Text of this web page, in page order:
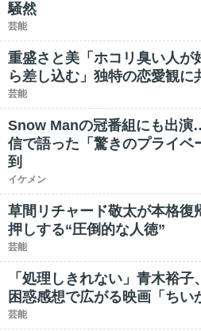
騒然
芸能
重盛さと美「ホコリ臭い人が
ら差し込む」独特の恋愛観に
芸能
Snow Manの冠番組にも出
信で語った「驚きのプライベ
到
イケメン
草間リチャード敬太が本格復
押しする“圧倒的な人徳”
芸能
「処理しきれない」青木裕
困惑感想で広がる映画「ちい
芸能